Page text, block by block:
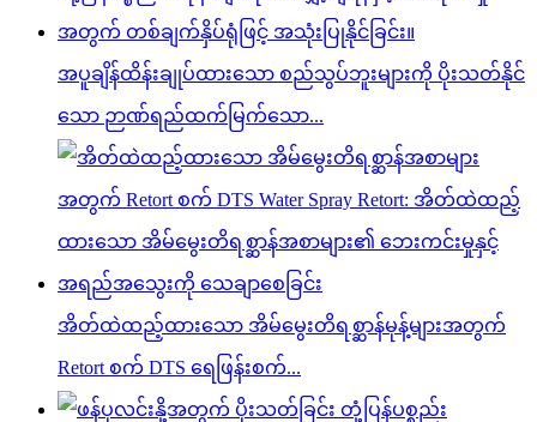
အပူချိန်ထိန်းချုပ်ထားသော စည်သွပ်ဘူးများကို ပိုးသတ်နိုင်
သော ဉာဏ်ရည်ထက်မြက်သော...
အိတ်ထဲထည့်ထားသော အိမ်မွေးတိရစ္ဆာန်မုန့်များအတွက်
Retort စက် DTS ရေဖြန်းစက်...